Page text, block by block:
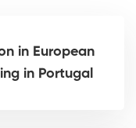
in European
in Portugal